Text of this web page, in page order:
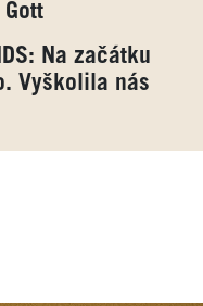
Na začátku
Vyškolila nás